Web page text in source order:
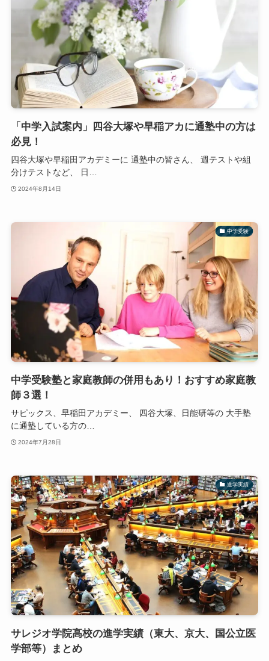
「中学入試案内」四谷大塚や早稲アカに通塾中の方は
必見！
四谷大塚や早稲田アカデミーに 通塾中の皆さん、 週テストや組
分けテストなど、 日…
2024年8月14日
中学受験
中学受験塾と家庭教師の併用もあり！おすすめ家庭教
師３選！
サピックス、早稲田アカデミー、 四谷大塚、日能研等の 大手塾
に通塾している方の…
2024年7月28日
進学実績
サレジオ学院高校の進学実績（東大、京大、国公立医
学部等）まとめ